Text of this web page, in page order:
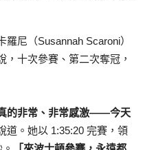
尼（Susannah Scaroni）
十次參賽、第二次奪冠，
的非常、非常感激——今天
道。她以 1:35:20 完賽，領